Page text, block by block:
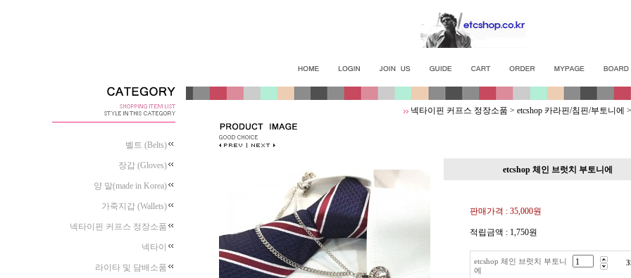
벨트 (Belts)
장갑 (Gloves)
양 말(made in Korea)
가죽지갑 (Wallets)
넥타이핀 커프스 정장소품
넥타이
라이타 및 담배소품
넥타이핀 커프스 정장소품 > etcshop 카라핀/침핀/부토니에 >
etcshop 체인 브럿치 부토니에
판매가격 : 35,000원
적립금액 : 1,750원
etcshop 체인 브럿치 부토니
에